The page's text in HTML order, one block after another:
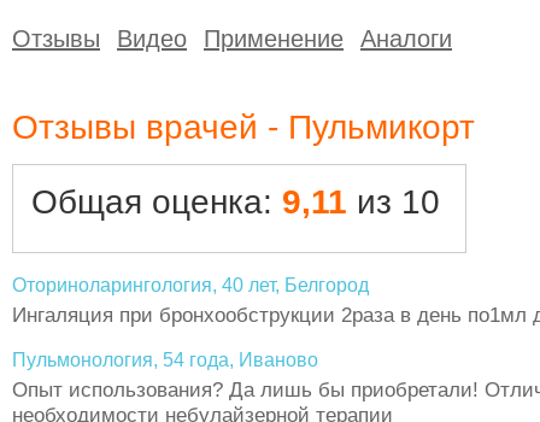
Отзывы Видео Применение Аналоги
Отзывы врачей - Пульмикорт
Общая оценка: 9,11 из 10
Оториноларингология, 40 лет, Белгород
Ингаляция при бронхообструкции 2раза в день по1мл
Пульмонология, 54 года, Иваново
Опыт использования? Да лишь бы приобретали!
необходимости небулайзерной терапии